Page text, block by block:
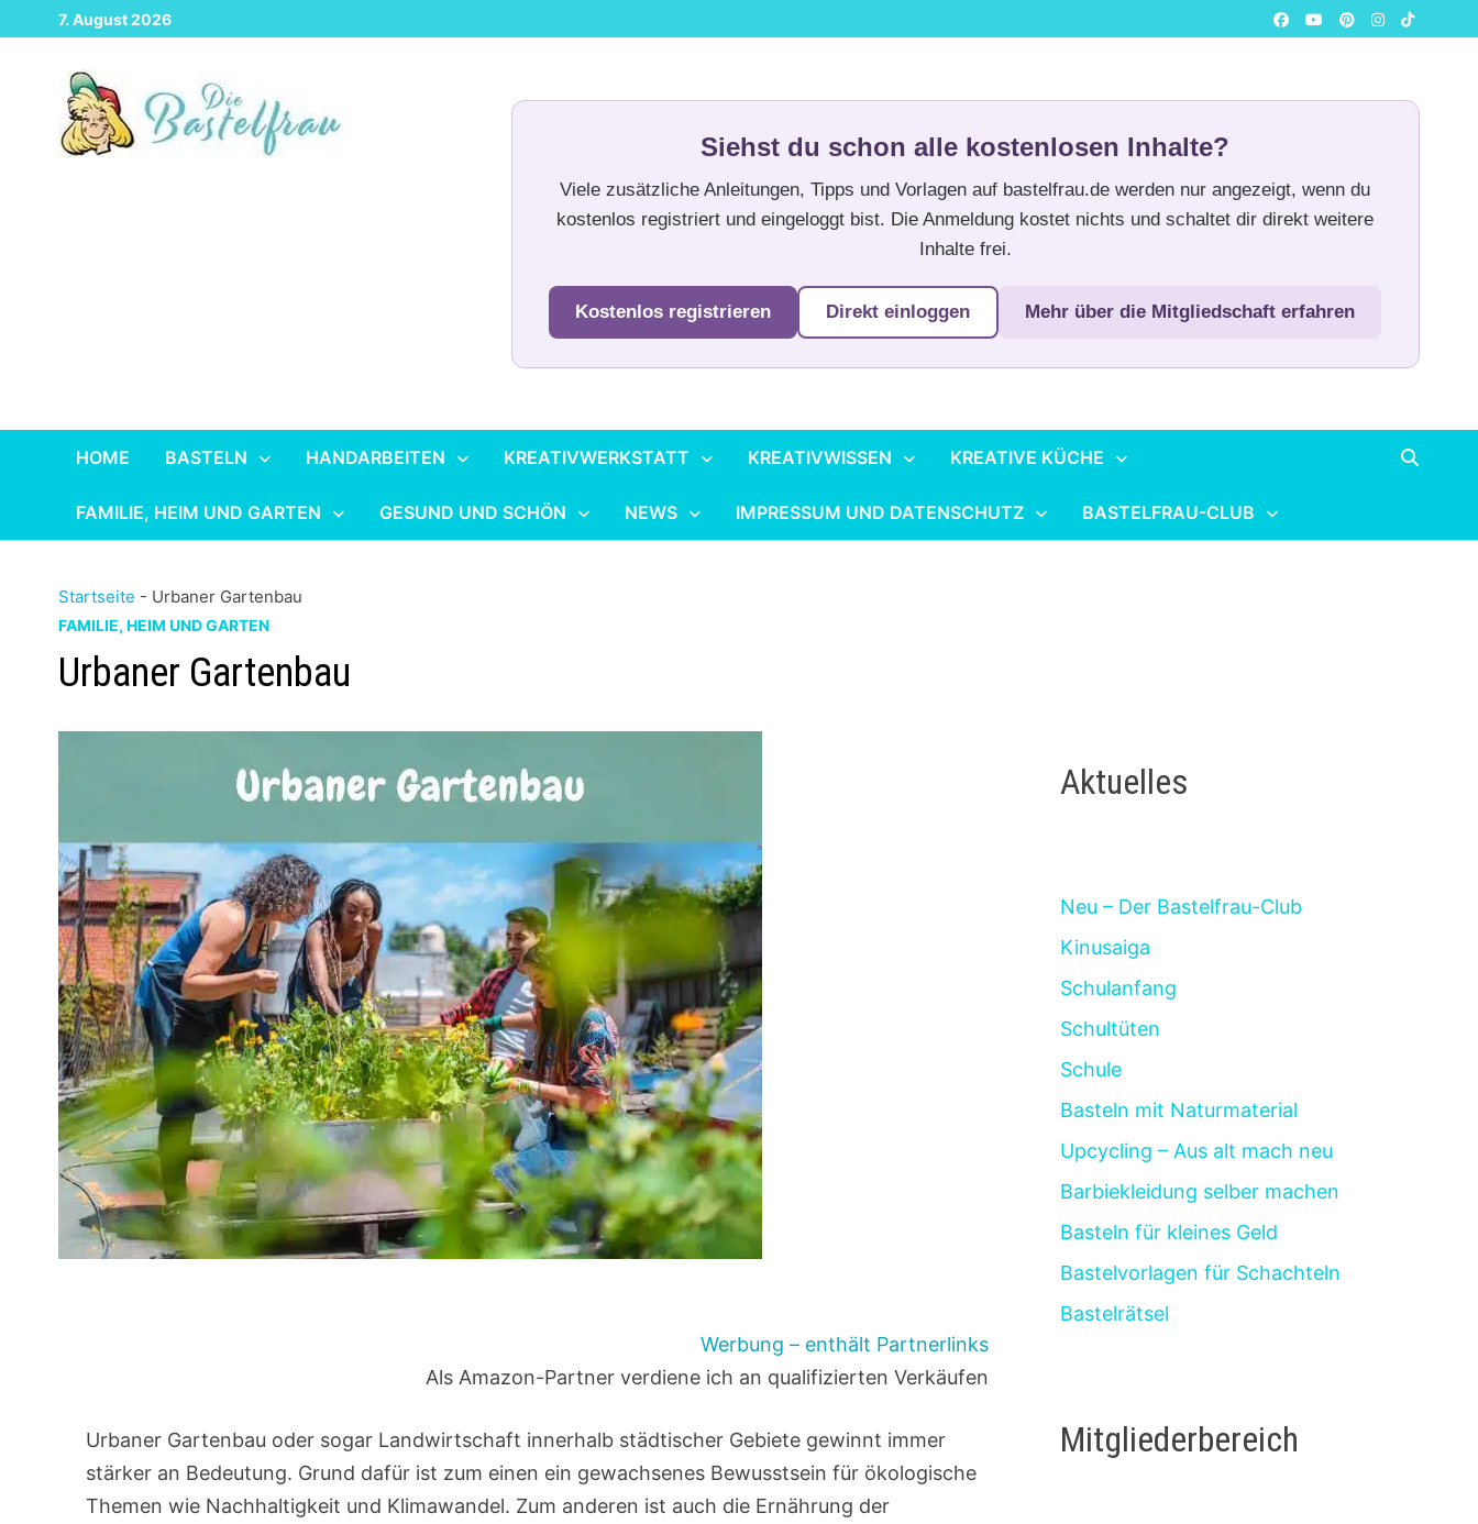
Zurück
zum
7. August 2026
Siehst du schon alle kostenlosen Inhalte?
Viele zusätzliche Anleitungen, Tipps und Vorlagen auf bastelfrau.de werden nur angezeigt, wenn du
kostenlos registriert und eingeloggt bist. Die Anmeldung kostet nichts und schaltet dir direkt weitere
Inhalte frei.
Kostenlos registrieren Direkt einloggen Mehr über die Mitgliedschaft erfahren
HOME BASTELN HANDARBEITEN KREATIVWERKSTATT KREATIVWISSEN KREATIVE KÜCHE
FAMILIE, HEIM UND GARTEN GESUND UND SCHÖN NEWS IMPRESSUM UND DATENSCHUTZ BASTELFRAU-CLUB
Startseite - Urbaner Gartenbau
FAMILIE, HEIM UND GARTEN
Urbaner Gartenbau
Werbung – enthält Partnerlinks
Als Amazon-Partner verdiene ich an qualifizierten Verkäufen
Urbaner Gartenbau oder sogar Landwirtschaft innerhalb städtischer Gebiete gewinnt immer
stärker an Bedeutung. Grund dafür ist zum einen ein gewachsenes Bewusstsein für ökologische
Themen wie Nachhaltigkeit und Klimawandel. Zum anderen ist auch die Ernährung der
Aktuelles
Neu – Der Bastelfrau-Club
Kinusaiga
Schulanfang
Schultüten
Schule
Basteln mit Naturmaterial
Upcycling – Aus alt mach neu
Barbiekleidung selber machen
Basteln für kleines Geld
Bastelvorlagen für Schachteln
Bastelrätsel
Mitgliederbereich